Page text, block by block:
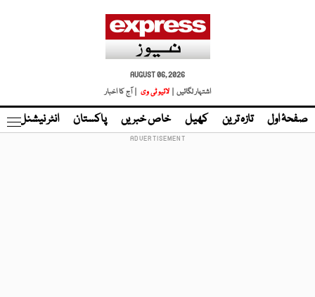
AUGUST 06, 2026
اشتہار لگائیں |
لائیو ٹی وی | آج کا اخبار
صفحۂ اول تازہ ترین کھیل خاص خبریں پاکستان انٹر نیشنل